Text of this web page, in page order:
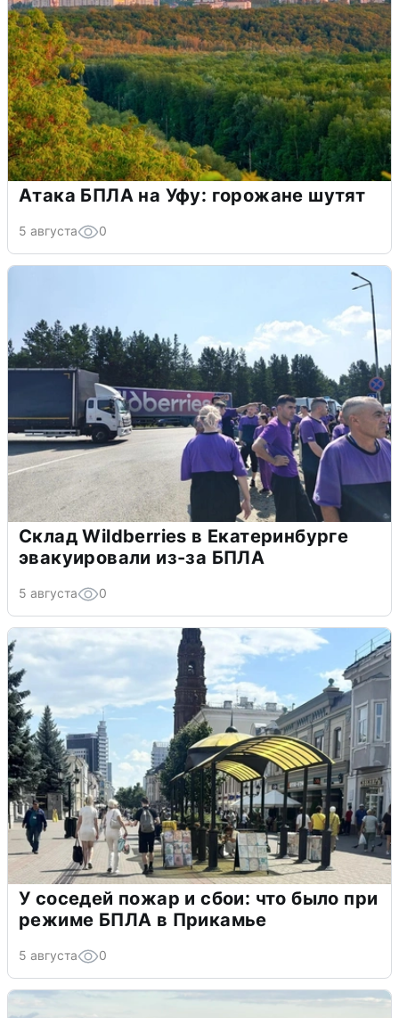
Атака БПЛА на Уфу: горожане шутят
5 августа 0
Склад Wildberries в Екатеринбурге
эвакуировали из-за БПЛА
5 августа 0
У соседей пожар и сбои: что было при
режиме БПЛА в Прикамье
5 августа 0